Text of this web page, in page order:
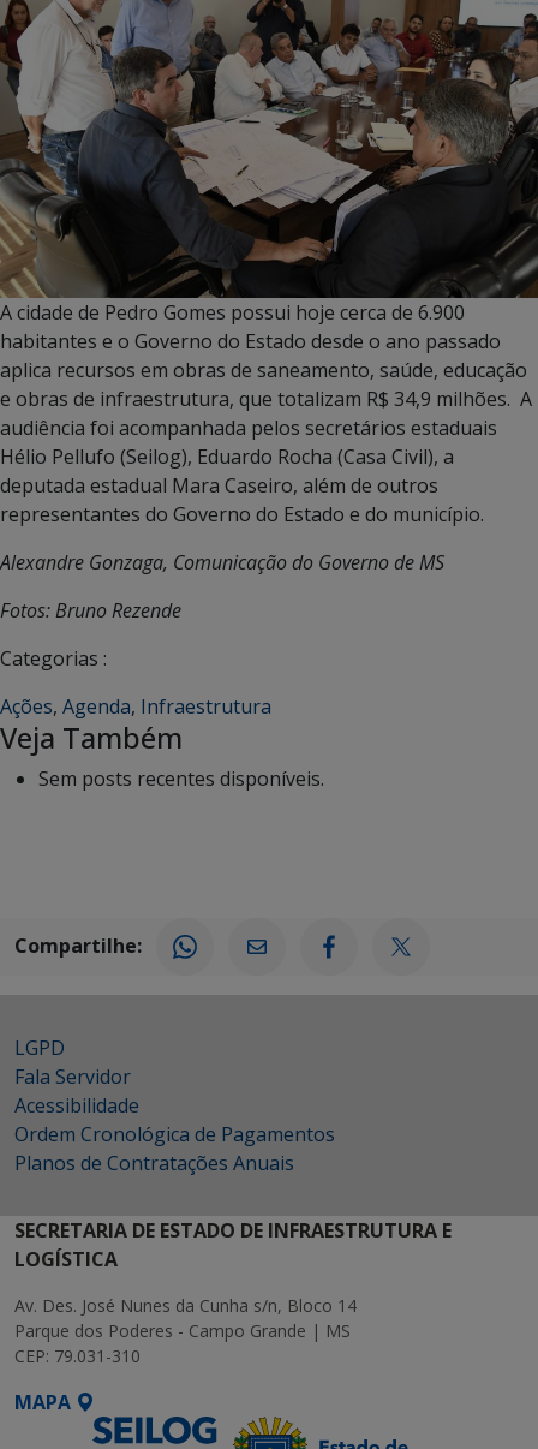
A cidade de Pedro Gomes possui hoje cerca de 6.900
habitantes e o Governo do Estado desde o ano passado
aplica recursos em obras de saneamento, saúde, educação
e obras de infraestrutura, que totalizam R$ 34,9 milhões. A
audiência foi acompanhada pelos secretários estaduais
Hélio Pellufo (Seilog), Eduardo Rocha (Casa Civil), a
deputada estadual Mara Caseiro, além de outros
representantes do Governo do Estado e do município.
Alexandre Gonzaga, Comunicação do Governo de MS
Fotos: Bruno Rezende
Categorias :
Ações, Agenda, Infraestrutura
Veja Também
Sem posts recentes disponíveis.
Compartilhe:
LGPD
Fala Servidor
Acessibilidade
Ordem Cronológica de Pagamentos
Planos de Contratações Anuais
SECRETARIA DE ESTADO DE INFRAESTRUTURA E
LOGÍSTICA
Av. Des. José Nunes da Cunha s/n, Bloco 14
Parque dos Poderes - Campo Grande | MS
CEP: 79.031-310
MAPA